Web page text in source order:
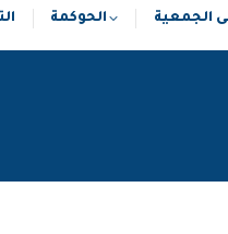
الجمعية الحوكمة